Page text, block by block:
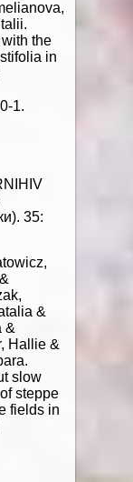
the
in
1.
35:
&
&
Hallie &
slow
steppe
fields in